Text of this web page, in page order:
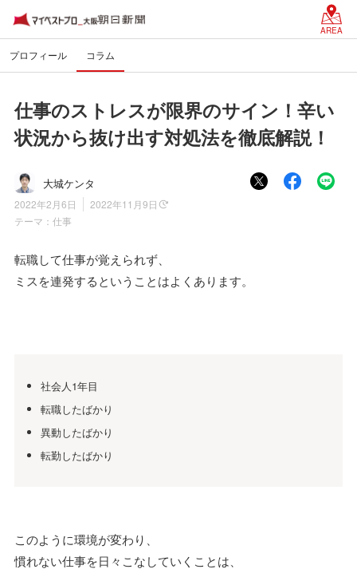
AREA
プロフィール コラム
仕事のストレスが限界のサイン！辛い
状況から抜け出す対処法を徹底解説！
大城ケンタ
2022年2月6日
2022年11月9日
テーマ： 仕事
転職して仕事が覚えられず、
ミスを連発するということはよくあります。
社会人1年目
転職したばかり
異動したばかり
転勤したばかり
このように環境が変わり、
慣れない仕事を日々こなしていくことは、